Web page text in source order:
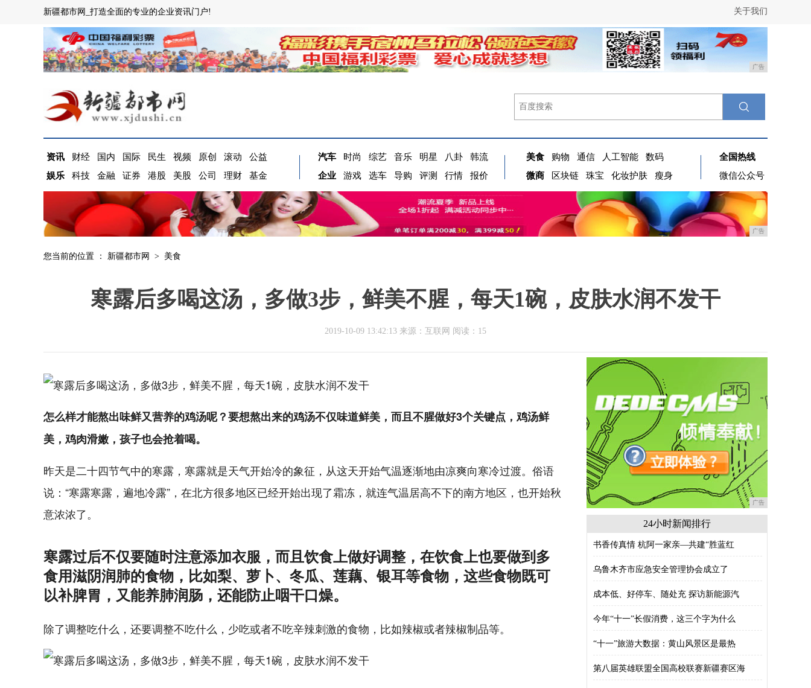
关于我们
新疆都市网_打造全面的专业的企业资讯门户!
广告
资讯 财经 国内 国际 民生 视频 原创 滚动
公益
娱乐
科技 金融 证券 港股 美股 公司 理财 基金
汽车 时尚 综艺 音乐 明星 八卦
韩流
企业
游戏 选车 导购 评测 行情 报价
美食 购物 通信 人工智能
数码
微商
区块链 珠宝 化妆护肤 瘦身
全国热线
微信公众号
广告
您当前的位置 ： 新疆都市网 > 美食
寒露后多喝这汤，多做3步，鲜美不腥，每天1碗，皮肤水润不发干
2019-10-09 13:42:13 来源：互联网 阅读：15
怎么样才能熬出味鲜又营养的鸡汤呢？要想熬出来的鸡汤不仅味道鲜美，而且不腥做好3个关键点，鸡汤鲜
美，鸡肉滑嫩，孩子也会抢着喝。
昨天是二十四节气中的寒露，寒露就是天气开始冷的象征，从这天开始气温逐渐地由凉爽向寒冷过渡。俗语
说：“寒露寒露，遍地冷露”，在北方很多地区已经开始出现了霜冻，就连气温居高不下的南方地区，也开始秋
意浓浓了。
寒露过后不仅要随时注意添加衣服，而且饮食上做好调整，在饮食上也要做到多
食用滋阴润肺的食物，比如梨、萝卜、冬瓜、莲藕、银耳等食物，这些食物既可
以补脾胃，又能养肺润肠，还能防止咽干口燥。
除了调整吃什么，还要调整不吃什么，少吃或者不吃辛辣刺激的食物，比如辣椒或者辣椒制品等。
广告
24小时新闻排行
书香传真情 杭阿一家亲—共建“胜蓝红
乌鲁木齐市应急安全管理协会成立了
成本低、好停车、随处充 探访新能源汽
今年“十一”长假消费，这三个字为什么
“十一”旅游大数据：黄山风景区是最热
第八届英雄联盟全国高校联赛新疆赛区海